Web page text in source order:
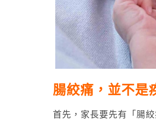
腸絞痛，並不是
首先，家長要先有「腸